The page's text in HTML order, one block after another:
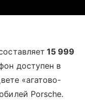
15 999
доступен в
«агатово-
Porsche.